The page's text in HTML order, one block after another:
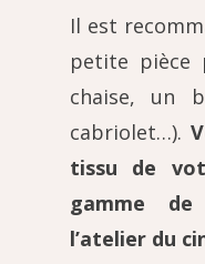
Il est
petite pièce
chaise, un
cabriolet…).
tissu de
gamme
l’atelier du